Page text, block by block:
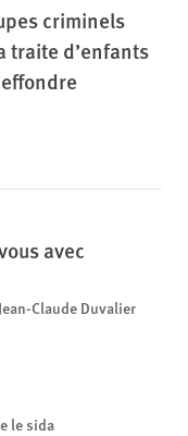
criminels
traite d’enfants
avec
Claude Duvalier
le sida